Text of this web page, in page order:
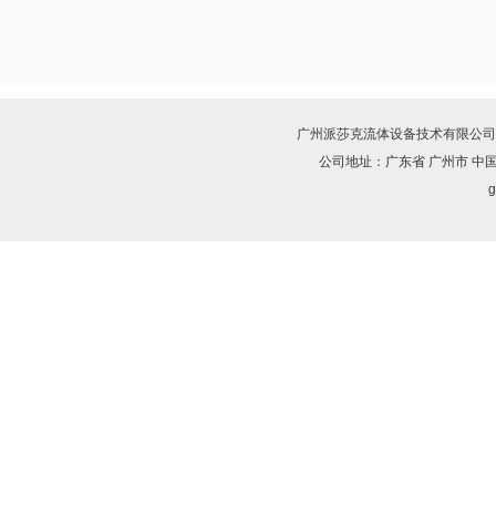
广州派莎克流体设备技术有限公司
公司地址：广东省 广州市 中